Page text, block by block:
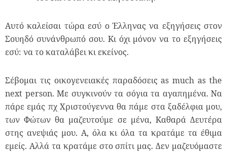
Αυτό καλείσαι τώρα εσύ ο Έλληνας να εξηγήσεις στον
Σουηδό συνάνθρωπό σου. Κι όχι μόνον να το εξηγήσεις
εσύ: να το καταλάβει κι εκείνος.
Σέβομαι τις οικογενειακές παραδόσεις as much as the
next person. Mε συγκινούν τα σόγια τα αγαπημένα. Να
πάρε εμάς πχ Χριστούγεννα θα πάμε στα ξαδέλφια μου,
των Φώτων θα μαζευτούμε σε μένα, Καθαρά Δευτέρα
στης ανεψιάς μου. Α, όλα κι όλα τα κρατάμε τα έθιμα
εμείς. Αλλά τα κρατάμε στο σπίτι μας. Δεν μαζευόμαστε